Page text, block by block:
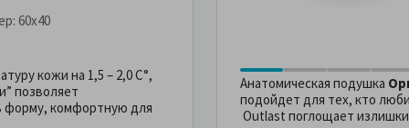
60x40
кожи на 1,5 – 2,0 С°,
позволяет
форму, комфортную для
Анатомическая подушка
подойдет для тех, кто
Outlast поглощает